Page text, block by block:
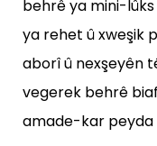
behrê ya mini-
ya rehet û xweşik
aborî û nexşeyên
vegerek behrê
amade-kar peyda